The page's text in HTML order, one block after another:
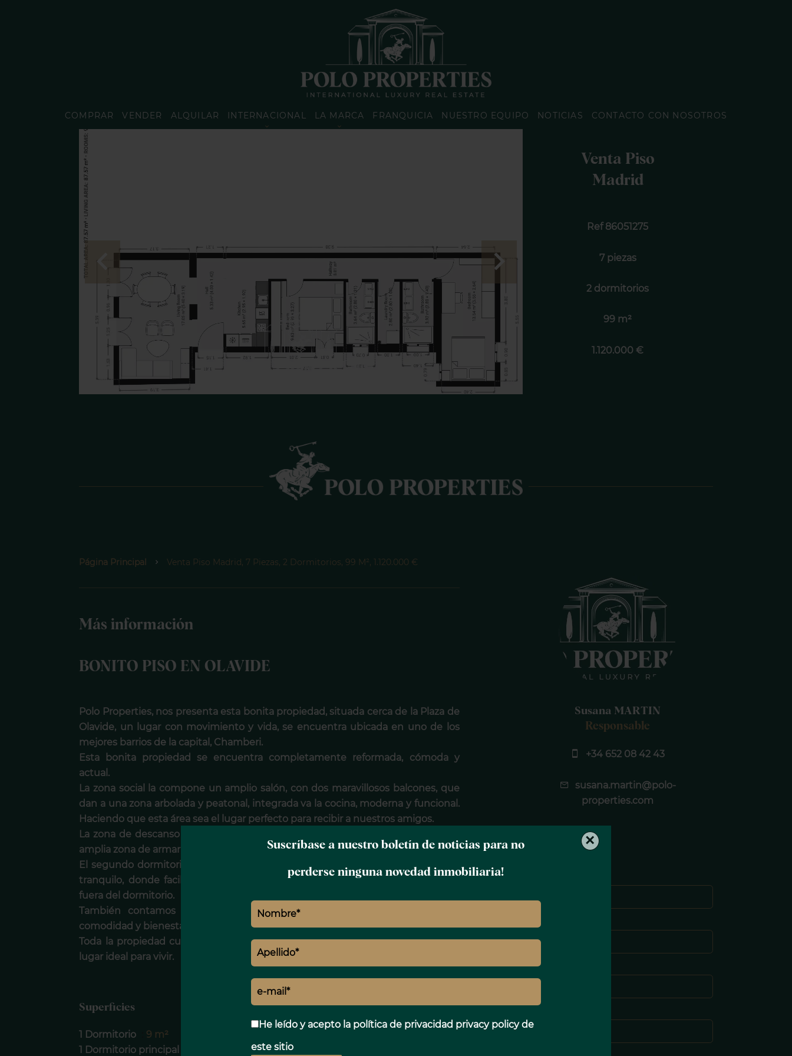
Suscríbase a nuestro boletín de noticias para no
perderse ninguna novedad inmobiliaria!
He leído y acepto la política de privacidad privacy policyde
este sitio
×
COMPRAR VENDER ALQUILAR INTERNACIONAL LA MARCA FRANQUICIA NUESTRO EQUIPO NOTICIAS CONTACTO CON NOSOTROS
Venta Piso
Madrid
Ref 86051275
7 piezas
2 dormitorios
99 m²
1.120.000 €
Página Principal Venta Piso Madrid, 7 Piezas, 2 Dormitorios, 99 M², 1.120.000 €
Más información
BONITO PISO EN OLAVIDE
Polo Properties, nos presenta esta bonita propiedad, situada cerca de la Plaza de
Olavide, un lugar con movimiento y vida, se encuentra ubicada en uno de los
mejores barrios de la capital, Chamberi.
Esta bonita propiedad se encuentra completamente reformada, cómoda y
actual.
La zona social la compone un amplio salón, con dos maravillosos balcones, que
dan a una zona arbolada y peatonal, integrada va la cocina, moderna y funcional.
Haciendo que esta área sea el lugar perfecto para recibir a nuestros amigos.
La zona de descanso la compone dos dormitorios el principal soleado, con una
amplia zona de armarios y baño amplio en suite.
El segundo dormitorio cuenta con una amplia zona de armarios, da a un patio
tranquilo, donde facilita el descanso, el baño que le da servicio se encuentra
fuera del dormitorio.
También contamos con una maravillosa zona de lavandería, que nos da
comodidad y bienestar en la propiedad.
Toda la propiedad cuenta con mucha luz, haciendo que esta propiedad sea el
lugar ideal para vivir.
Superficies
1 Dormitorio
9 m²
1 Dormitorio principal
Prestaciones
Amueblado
Susana MARTIN
Responsable
+34 652 08 42 43
susana.martin@polo-
properties.com
E-mail *